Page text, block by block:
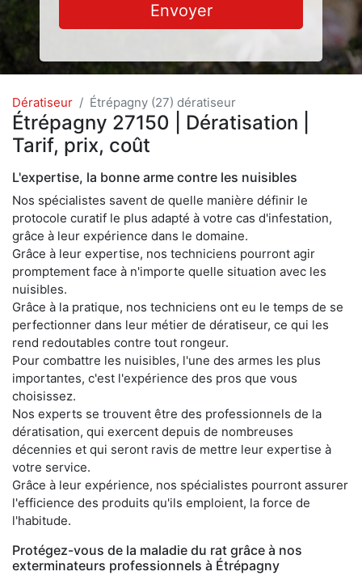
Envoyer
Dératiseur Étrépagny (27) dératiseur
Étrépagny 27150 | Dératisation |
Tarif, prix, coût
L'expertise, la bonne arme contre les nuisibles
Nos spécialistes savent de quelle manière définir le
protocole curatif le plus adapté à votre cas d'infestation,
grâce à leur expérience dans le domaine.
Grâce à leur expertise, nos techniciens pourront agir
promptement face à n'importe quelle situation avec les
nuisibles.
Grâce à la pratique, nos techniciens ont eu le temps de se
perfectionner dans leur métier de dératiseur, ce qui les
rend redoutables contre tout rongeur.
Pour combattre les nuisibles, l'une des armes les plus
importantes, c'est l'expérience des pros que vous
choisissez.
Nos experts se trouvent être des professionnels de la
dératisation, qui exercent depuis de nombreuses
décennies et qui seront ravis de mettre leur expertise à
votre service.
Grâce à leur expérience, nos spécialistes pourront assurer
l'efficience des produits qu'ils emploient, la force de
l'habitude.
Protégez-vous de la maladie du rat grâce à nos
exterminateurs professionnels à Étrépagny